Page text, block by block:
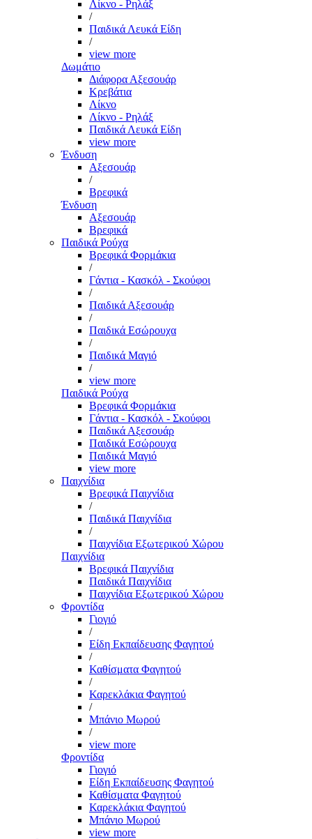
Λίκνο - Ρηλάξ
/
Παιδικά Λευκά Είδη
/
view more
Δωμάτιο
Διάφορα Αξεσουάρ
Κρεβάτια
Λίκνο
Λίκνο - Ρηλάξ
Παιδικά Λευκά Είδη
view more
Ένδυση
Αξεσουάρ
/
Βρεφικά
Ένδυση
Αξεσουάρ
Βρεφικά
Παιδικά Ρούχα
Βρεφικά Φορμάκια
/
Γάντια - Κασκόλ - Σκούφοι
/
Παιδικά Αξεσουάρ
/
Παιδικά Εσώρουχα
/
Παιδικά Μαγιό
/
view more
Παιδικά Ρούχα
Βρεφικά Φορμάκια
Γάντια - Κασκόλ - Σκούφοι
Παιδικά Αξεσουάρ
Παιδικά Εσώρουχα
Παιδικά Μαγιό
view more
Παιχνίδια
Βρεφικά Παιχνίδια
/
Παιδικά Παιχνίδια
/
Παιχνίδια Εξωτερικού Χώρου
Παιχνίδια
Βρεφικά Παιχνίδια
Παιδικά Παιχνίδια
Παιχνίδια Εξωτερικού Χώρου
Φροντίδα
Γιογιό
/
Είδη Εκπαίδευσης Φαγητού
/
Καθίσματα Φαγητού
/
Καρεκλάκια Φαγητού
/
Μπάνιο Μωρού
/
view more
Φροντίδα
Γιογιό
Είδη Εκπαίδευσης Φαγητού
Καθίσματα Φαγητού
Καρεκλάκια Φαγητού
Μπάνιο Μωρού
view more